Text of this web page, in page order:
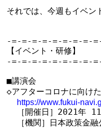
それでは、今週もイベン
-=-=-=-=-=-=-=-=-
【イベント・研修】
-=-=-=-=-=-=-=-=-
■講演会
◇アフターコロナに向け
https://www.fukui-
［開催日］2021年
［機関］日本政策金融